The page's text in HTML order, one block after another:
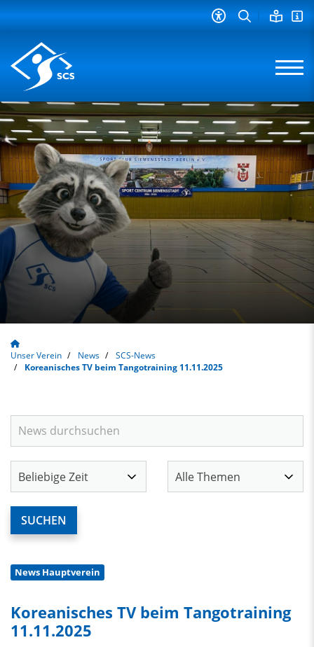
Unser Verein News
SCS-News
Koreanisches TV beim Tangotraining 11.11.2025
News Hauptverein
Koreanisches TV beim Tangotraining
11.11.2025